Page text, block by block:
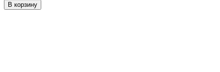
В корзину